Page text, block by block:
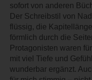
sofort von anderen
Der Schreibstil von
flüssig, die
förmlich durch die
Protagonisten waren
mit viel Tiefe und
wunderbar ergänzt.